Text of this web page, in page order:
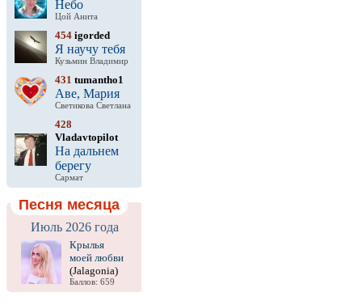
Небо
Цой Анита
454 igorded
Я научу тебя
Кузьмин Владимир
431 tumantho1
Аве, Мария
Светикова Светлана
428
Vladavtopilot
На дальнем
берегу
Сармат
Песня месяца
Июль 2026 года
Крылья
моей любви
(Jalagonia)
Баллов: 659